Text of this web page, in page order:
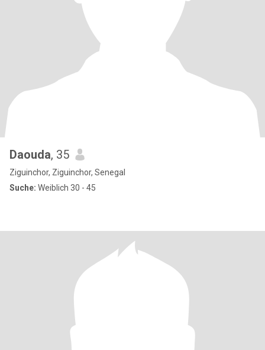
Daouda, 35
Ziguinchor, Ziguinchor, Senegal
Suche: Weiblich 30 - 45